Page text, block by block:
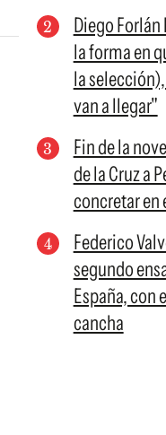
Diego
la forma en
la
van a llegar"
Fin de la
de la Cruz a
concretar
Federico
segundo
España, con
cancha